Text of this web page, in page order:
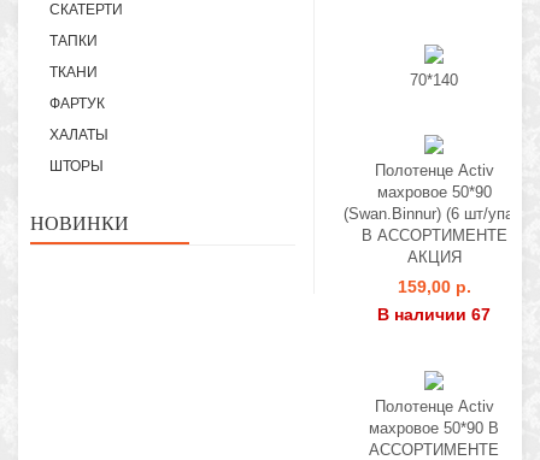
СКАТЕРТИ
ТАПКИ
ТКАНИ
ФАРТУК
ХАЛАТЫ
ШТОРЫ
НОВИНКИ
70*140
Полотенце Activ
махровое 50*90
(Swan.Binnur) (6 шт/упак)
В АССОРТИМЕНТЕ
АКЦИЯ
159,00 р.
В наличии 67
Полотенце Activ
махровое 50*90 В
АССОРТИМЕНТЕ